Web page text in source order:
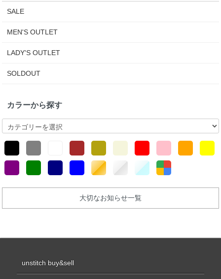
SALE
MEN'S OUTLET
LADY'S OUTLET
SOLDOUT
カラーから探す
大切なお知らせ一覧
unstitch buy&sell